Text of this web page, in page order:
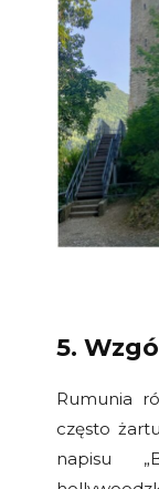
5.
Rumunia
często
napisu